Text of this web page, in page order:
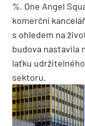
%. One Angel
komerční
s ohledem na
budova nastavila
laťku
sektoru.